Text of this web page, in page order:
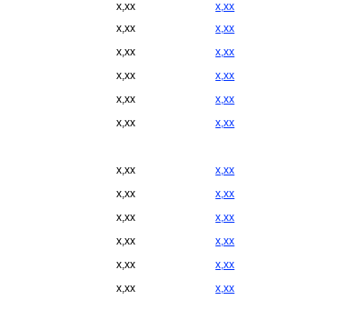
x,xx
x,xx
x,xx
x,xx
x,xx
x,xx
x,xx
x,xx
x,xx
x,xx
x,xx x,xx
x,xx
x,xx
x,xx
x,xx
x,xx
x,xx
x,xx
x,xx
x,xx
x,xx
x,xx x,xx